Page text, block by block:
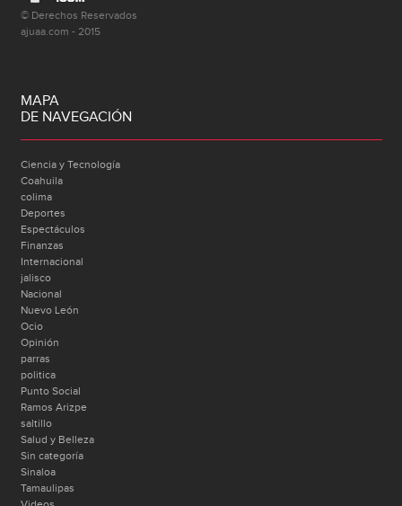
© Derechos Reservados
ajuaa.com - 2015
MAPA
DE NAVEGACIÓN
Ciencia y Tecnología
Coahuila
colima
Deportes
Espectáculos
Finanzas
Internacional
jalisco
Nacional
Nuevo León
Ocio
Opinión
parras
politica
Punto Social
Ramos Arizpe
saltillo
Salud y Belleza
Sin categoría
Sinaloa
Tamaulipas